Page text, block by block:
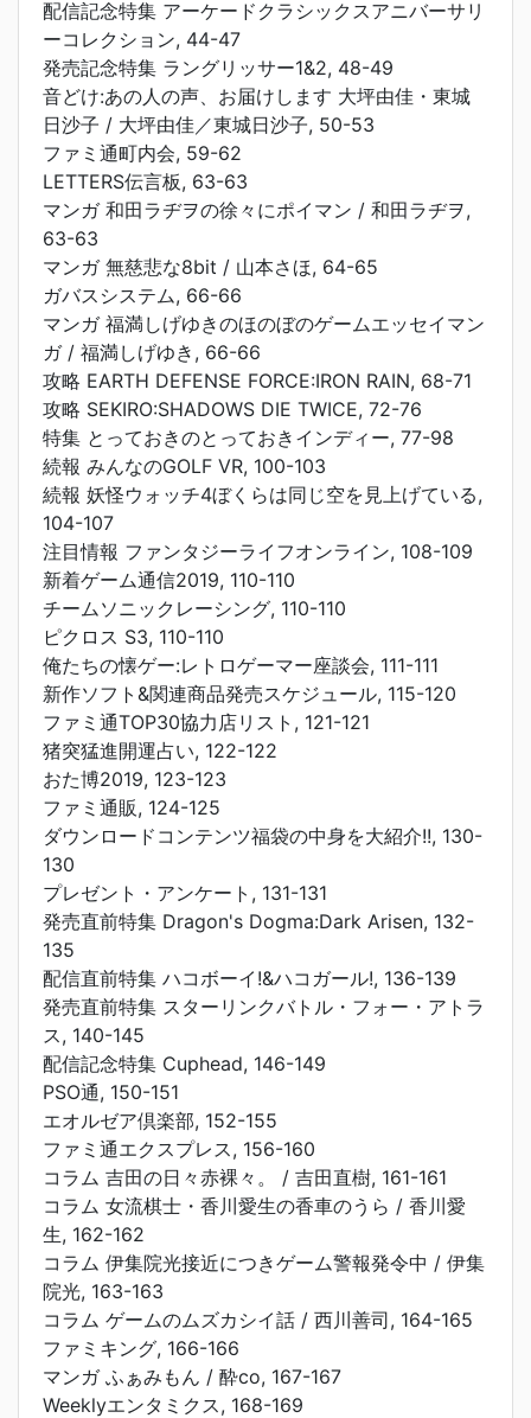
配信記念特集 アーケードクラシックスアニバーサリ
ーコレクション, 44-47
発売記念特集 ラングリッサー1&2, 48-49
音どけ:あの人の声、お届けします 大坪由佳・東城
日沙子 / 大坪由佳／東城日沙子, 50-53
ファミ通町内会, 59-62
LETTERS伝言板, 63-63
マンガ 和田ラヂヲの徐々にポイマン / 和田ラヂヲ,
63-63
マンガ 無慈悲な8bit / 山本さほ, 64-65
ガバスシステム, 66-66
マンガ 福満しげゆきのほのぼのゲームエッセイマン
ガ / 福満しげゆき, 66-66
攻略 EARTH DEFENSE FORCE:IRON RAIN, 68-71
攻略 SEKIRO:SHADOWS DIE TWICE, 72-76
特集 とっておきのとっておきインディー, 77-98
続報 みんなのGOLF VR, 100-103
続報 妖怪ウォッチ4ぼくらは同じ空を見上げている,
104-107
注目情報 ファンタジーライフオンライン, 108-109
新着ゲーム通信2019, 110-110
チームソニックレーシング, 110-110
ピクロス S3, 110-110
俺たちの懐ゲー:レトロゲーマー座談会, 111-111
新作ソフト&関連商品発売スケジュール, 115-120
ファミ通TOP30協力店リスト, 121-121
猪突猛進開運占い, 122-122
おた博2019, 123-123
ファミ通販, 124-125
ダウンロードコンテンツ福袋の中身を大紹介!!, 130-
130
プレゼント・アンケート, 131-131
発売直前特集 Dragon's Dogma:Dark Arisen, 132-
135
配信直前特集 ハコボーイ!&ハコガール!, 136-139
発売直前特集 スターリンクバトル・フォー・アトラ
ス, 140-145
配信記念特集 Cuphead, 146-149
PSO通, 150-151
エオルゼア倶楽部, 152-155
ファミ通エクスプレス, 156-160
コラム 吉田の日々赤裸々。 / 吉田直樹, 161-161
コラム 女流棋士・香川愛生の香車のうら / 香川愛
生, 162-162
コラム 伊集院光接近につきゲーム警報発令中 / 伊集
院光, 163-163
コラム ゲームのムズカシイ話 / 西川善司, 164-165
ファミキング, 166-166
マンガ ふぁみもん / 酔co, 167-167
Weeklyエンタミクス, 168-169